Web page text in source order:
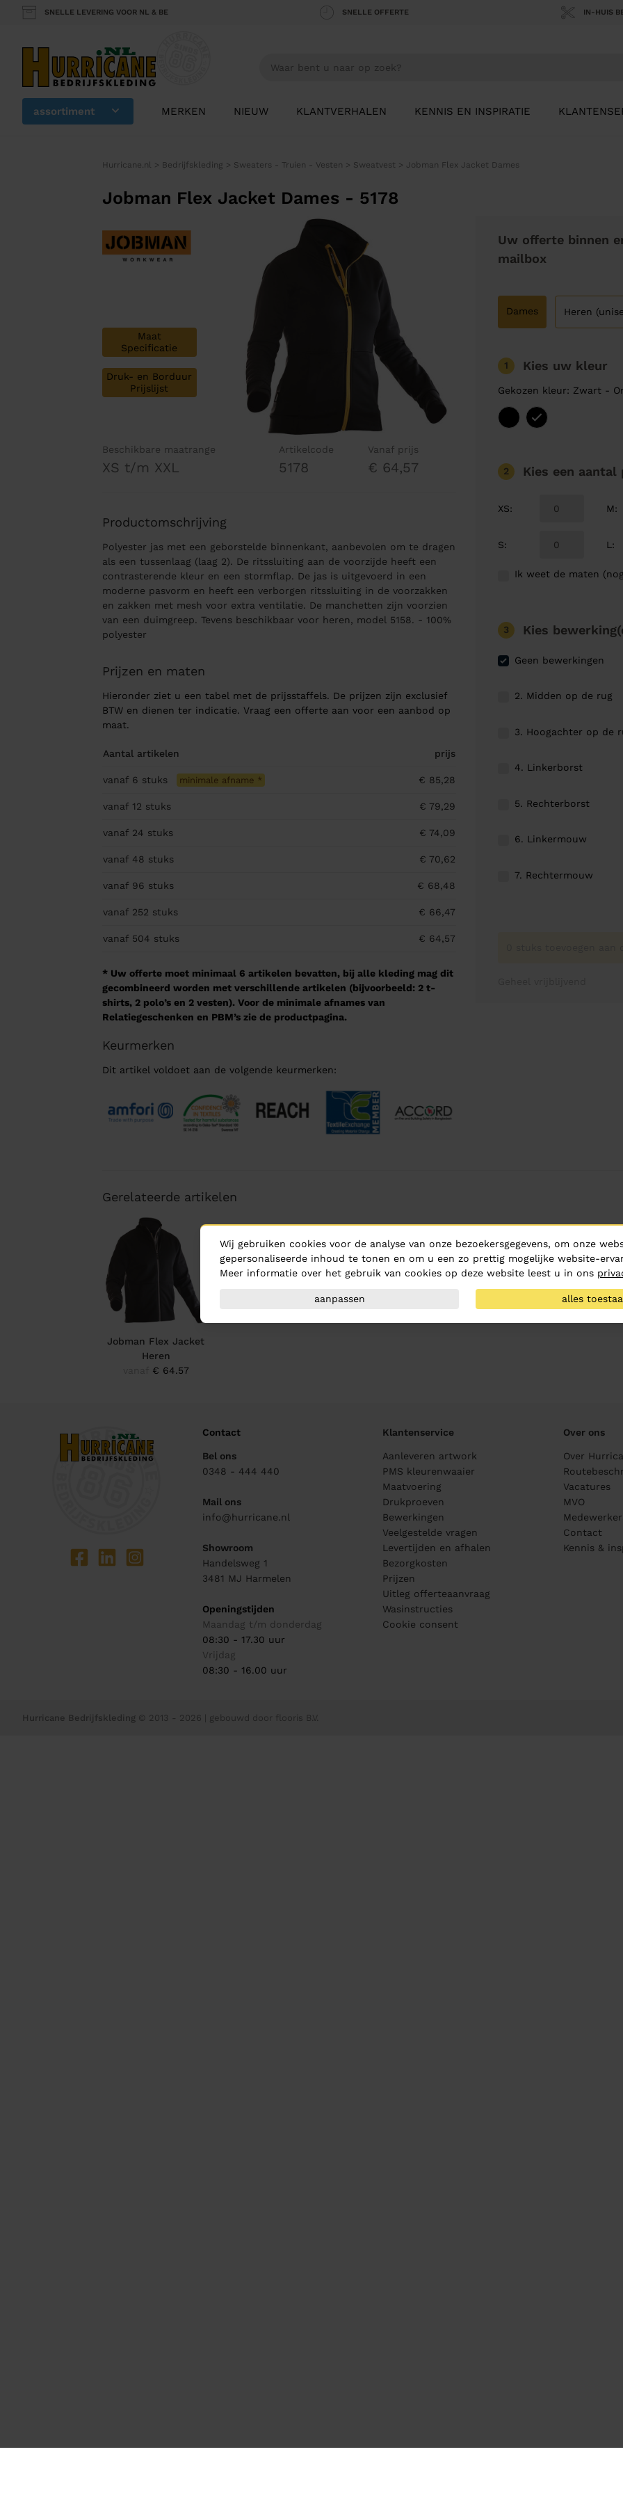
SNELLE LEVERING VOOR NL & BE SNELLE OFFERTE IN-HUIS
assortiment MERKEN NIEUW KLANTVERHALEN KENNIS EN INSPIRATIE
Hurricane.nl > Bedrijfskleding > Sweaters - Truien - Vesten > Sweatvest > Jobman Flex Jacket Dames
Jobman Flex Jacket Dames - 5178
Maat
Specificatie
Druk- en Borduur
Prijslijst
Beschikbare maatrange
XS t/m XXL
Artikelcode
5178
Vanaf prijs
€ 64,57
Productomschrijving
Polyester jas met een geborstelde binnenkant, aanbevolen om te dragen
als een tussenlaag (laag 2). De ritssluiting aan de voorzijde heeft een
contrasterende kleur en een stormflap. De jas is uitgevoerd in een
moderne pasvorm en heeft een verborgen ritssluiting in de voorzakken
en zakken met mesh voor extra ventilatie. De manchetten zijn voorzien
van een duimgreep. Tevens beschikbaar voor heren, model 5158. - 100%
polyester
Prijzen en maten
Hieronder ziet u een tabel met de prijsstaffels. De prijzen zijn exclusief
BTW en dienen ter indicatie. Vraag een offerte aan voor een aanbod op
maat.
Aantal artikelen prijs
vanaf 6 stuks minimale afname * € 85,28
vanaf 12 stuks € 79,29
vanaf 24 stuks € 74,09
vanaf 48 stuks € 70,62
vanaf 96 stuks € 68,48
vanaf 252 stuks € 66,47
vanaf 504 stuks € 64,57
* Uw offerte moet minimaal 6 artikelen bevatten, bij alle kleding mag dit
gecombineerd worden met verschillende artikelen (bijvoorbeeld: 2 t-
shirts, 2 polo’s en 2 vesten). Voor de minimale afnames van
Relatiegeschenken en PBM’s zie de productpagina.
Keurmerken
Dit artikel voldoet aan de volgende keurmerken:
Uw offerte binnen
mailbox
Dames Heren
1 Kies uw kleur
Gekozen kleur: Zwart -
2 Kies een aantal
XS:
S:
M:
L :
Ik weet de maten
3 Kies
Geen bewerkingen
2. Midden op de rug
3. Hoogachter op de
4. Linkerborst
5. Rechterborst
6. Linkermouw
7. Rechtermouw
Gerelateerde artikelen
Jobman Flex Jacket
Heren
€ 64.57
Contact
Bel ons
0348 - 444 440
Mail ons
info@hurricane.nl
Showroom
Handelsweg 1
3481 MJ Harmelen
Openingstijden
Maandag t/m donderdag
08:30 - 17.30 uur
Vrijdag
08:30 - 16.00 uur
Klantenservice
Aanleveren artwork
PMS kleurenwaaier
Maatvoering
Drukproeven
Bewerkingen
Veelgestelde vragen
Levertijden en afhalen
Bezorgkosten
Prijzen
Uitleg offerteaanvraag
Wasinstructies
Cookie consent
Over ons
Over
Vacatures
MVO
Contact
Kennis &
Hurricane Bedrijfskleding © 2013 - 2026 | gebouwd door flooris B.V.
Wij gebruiken cookies voor de analyse van onze bezoekersgegevens, om onze
gepersonaliseerde inhoud te tonen en om u een zo prettig mogelijke website-
Meer informatie over het gebruik van cookies op deze website leest u in ons
aanpassen alles